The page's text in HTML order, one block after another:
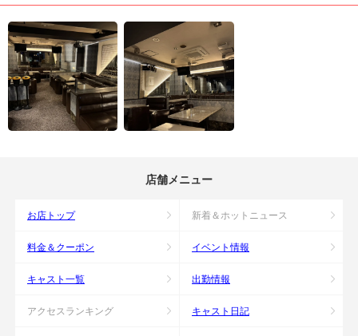
店舗メニュー
お店トップ 新着＆ホットニュース
料金＆クーポン イベント情報
キャスト一覧 出勤情報
アクセスランキング キャスト日記